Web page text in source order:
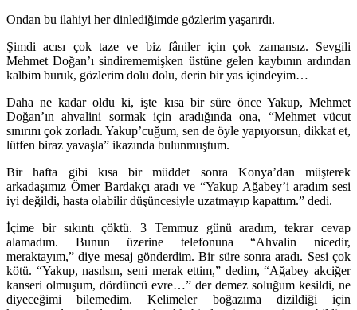
Ondan bu ilahiyi her dinlediğimde gözlerim yaşarırdı.
Şimdi acısı çok taze ve biz fâniler için çok zamansız. Sevgili
Mehmet Doğan’ı sindirememişken üstüne gelen kaybının ardından
kalbim buruk, gözlerim dolu dolu, derin bir yas içindeyim…
Daha ne kadar oldu ki, işte kısa bir süre önce Yakup, Mehmet
Doğan’ın ahvalini sormak için aradığında ona, “Mehmet vücut
sınırını çok zorladı. Yakup’cuğum, sen de öyle yapıyorsun, dikkat et,
lütfen biraz yavaşla” ikazında bulunmuştum.
Bir hafta gibi kısa bir müddet sonra Konya’dan müşterek
arkadaşımız Ömer Bardakçı aradı ve “Yakup Ağabey’i aradım sesi
iyi değildi, hasta olabilir düşüncesiyle uzatmayıp kapattım.” dedi.
İçime bir sıkıntı çöktü. 3 Temmuz günü aradım, tekrar cevap
alamadım. Bunun üzerine telefonuna “Ahvalin nicedir,
meraktayım,” diye mesaj gönderdim. Bir süre sonra aradı. Sesi çok
kötü. “Yakup, nasılsın, seni merak ettim,” dedim, “Ağabey akciğer
kanseri olmuşum, dördüncü evre…” der demez soluğum kesildi, ne
diyeceğimi bilemedim. Kelimeler boğazıma dizildiği için